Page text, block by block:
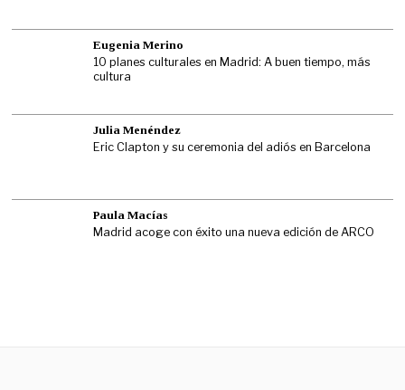
Eugenia Merino
10 planes culturales en Madrid: A buen tiempo, más
cultura
Julia Menéndez
Eric Clapton y su ceremonia del adiós en Barcelona
Paula Macías
Madrid acoge con éxito una nueva edición de ARCO